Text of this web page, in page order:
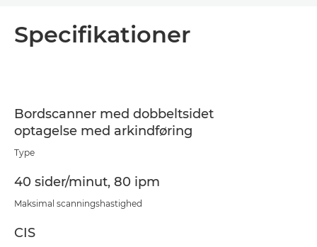
PDF-download
Specifikationer
Bordscanner med dobbeltsidet
optagelse med arkindføring
Type
40 sider/minut, 80 ipm
Maksimal scanningshastighed
CIS